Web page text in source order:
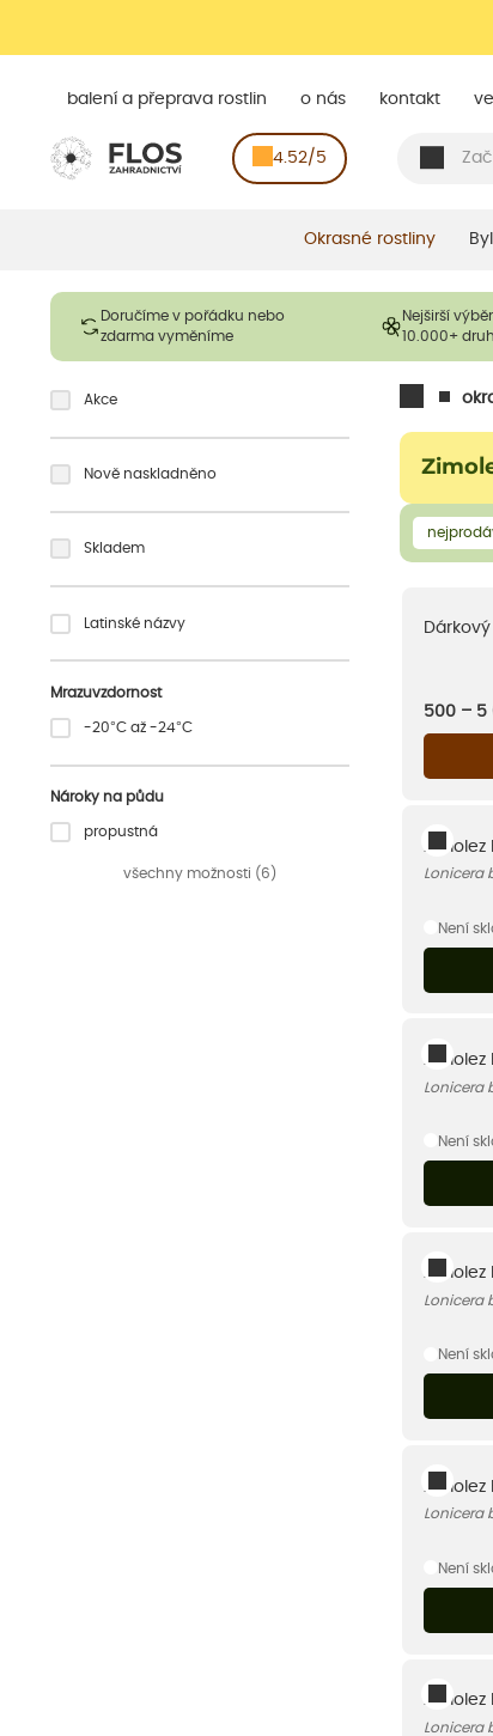
balení a přeprava rostlin o nás kontakt
4.52/5
Okrasné rostliny
Doručíme v pořádku nebo
zdarma vyměníme
Nejširší
10.000+
Akce
Nově naskladněno
Skladem
Latinské názvy
Mrazuvzdornost
-20°C až -24°C
Nároky na půdu
propustná
všechny možnosti (6)
500 – 5
Lonicera
Není
Zimolez
Lonicera
Není
Zimolez
Lonicera
Není
Zimolez
Lonicera
Není
Zimolez
Lonicera